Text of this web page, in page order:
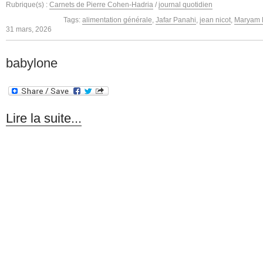
Rubrique(s) : Carnets de Pierre Cohen-Hadria / journal quotidien
Tags: alimentation générale Jafar Panahi jean nicot Maryam
31 mars, 2026
babylone
Lire la suite...